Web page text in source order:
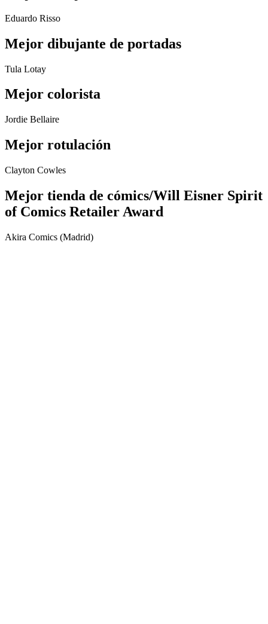
Eduardo Risso
Mejor dibujante de portadas
Tula Lotay
Mejor colorista
Jordie Bellaire
Mejor rotulación
Clayton Cowles
Mejor tienda de cómics/Will Eisner Spirit
of Comics Retailer Award
Akira Comics (Madrid)